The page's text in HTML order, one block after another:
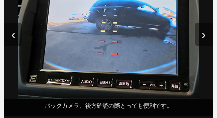
バックカメラ、後方確認の際とっても便利です。
‹ ›